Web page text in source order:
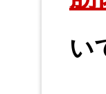
い